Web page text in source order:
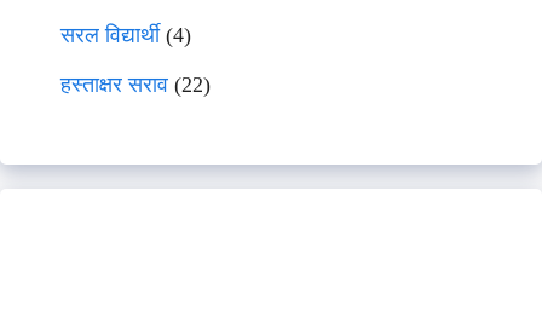
सरल विद्यार्थी(4)
हस्ताक्षर सराव (22)